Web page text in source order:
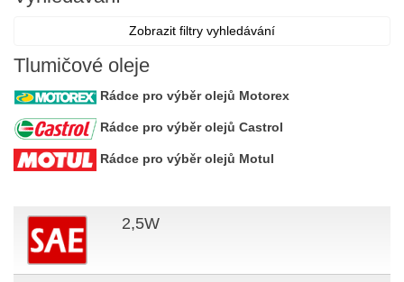
Zobrazit filtry vyhledávání
Tlumičové oleje
Rádce pro výběr olejů Motorex
Rádce pro výběr olejů Castrol
Rádce pro výběr olejů Motul
2,5W